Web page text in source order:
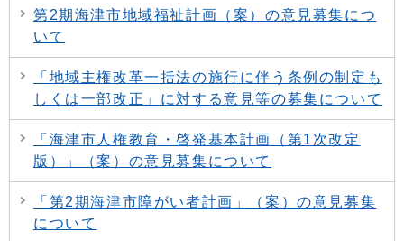
第2期海津市地域福祉計画（案）の意見募集につ
いて
「地域主権改革一括法の施行に伴う条例の制定も
しくは一部改正」に対する意見等の募集について
「海津市人権教育・啓発基本計画（第1次改定
版）」（案）の意見募集について
「第2期海津市障がい者計画」（案）の意見募集
について